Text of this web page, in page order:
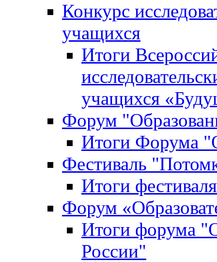
Конкурс
учащихся
Итоги
учащихся
Форум
Итоги Форума
Фестиваль
Итоги
Форум
Итоги форума
России"